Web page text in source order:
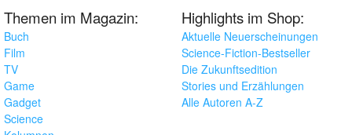
Themen im Magazin:
Buch
Film
TV
Game
Gadget
Science
Highlights im Shop:
Aktuelle Neuerscheinungen
Science-Fiction-Bestseller
Die Zukunftsedition
Stories und Erzählungen
Alle Autoren A-Z